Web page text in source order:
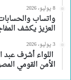
8 يوليو، 2026
واتساب
العزيز يكشف
3 يوليو، 2026
اللواء أشرف عبد
الأمن القومي